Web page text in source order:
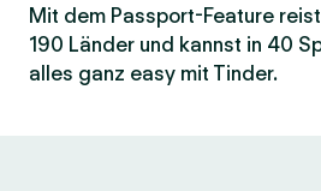
Mit dem Passport-Feature
190 Länder und kannst in 40
alles ganz easy mit Tinder.